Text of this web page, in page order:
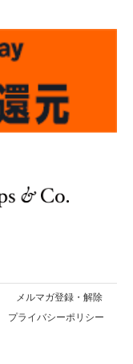
メルマガ登録・解除
プライバシーポリシー